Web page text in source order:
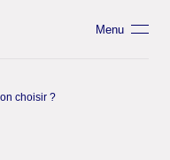
Menu
choisir ?